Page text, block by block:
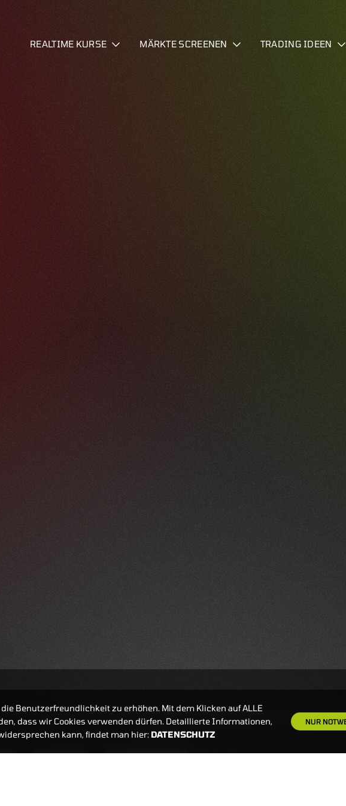
REALTIME KURSE MÄRKTE SCREENEN TRADING IDEEN
Benutzerfreundlichkeit zu erhöhen. Mit dem Klicken auf ALLE
dass wir Cookies verwenden dürfen. Detaillierte Informationen,
kann, findet man hier: DATENSCHUTZ
NUR